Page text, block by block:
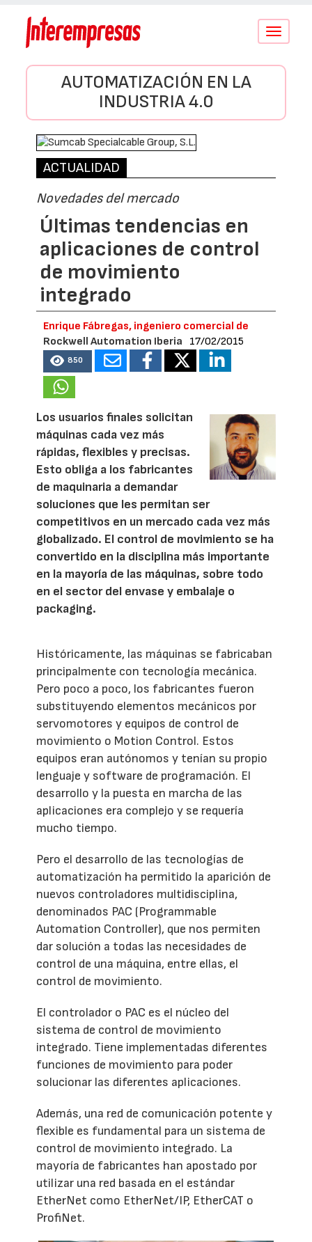
Conmutar
AUTOMATIZACIÓN EN LA
INDUSTRIA 4.0
ACTUALIDAD
Novedades del mercado
Últimas tendencias en
aplicaciones de control
de movimiento
integrado
Enrique Fábregas, ingeniero comercial de
Rockwell Automation Iberia
17/02/2015
850
Los usuarios finales solicitan
máquinas cada vez más
rápidas, flexibles y precisas.
Esto obliga a los fabricantes
de maquinaria a demandar
soluciones que les permitan ser
competitivos en un mercado cada vez más
globalizado. El control de movimiento se ha
convertido en la disciplina más importante
en la mayoría de las máquinas, sobre todo
en el sector del envase y embalaje o
packaging.
Históricamente, las máquinas se fabricaban
principalmente con tecnología mecánica.
Pero poco a poco, los fabricantes fueron
substituyendo elementos mecánicos por
servomotores y equipos de control de
movimiento o Motion Control. Estos
equipos eran autónomos y tenían su propio
lenguaje y software de programación. El
desarrollo y la puesta en marcha de las
aplicaciones era complejo y se requería
mucho tiempo.
Pero el desarrollo de las tecnologías de
automatización ha permitido la aparición de
nuevos controladores multidisciplina,
denominados PAC (Programmable
Automation Controller), que nos permiten
dar solución a todas las necesidades de
control de una máquina, entre ellas, el
control de movimiento.
El controlador o PAC es el núcleo del
sistema de control de movimiento
integrado. Tiene implementadas diferentes
funciones de movimiento para poder
solucionar las diferentes aplicaciones.
Además, una red de comunicación potente y
flexible es fundamental para un sistema de
control de movimiento integrado. La
mayoría de fabricantes han apostado por
utilizar una red basada en el estándar
EtherNet como EtherNet/IP, EtherCAT o
ProfiNet.